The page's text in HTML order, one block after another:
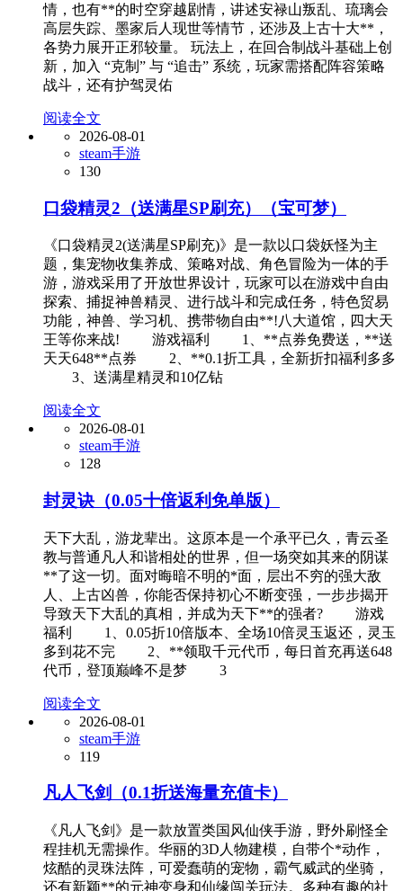
情，也有**的时空穿越剧情，讲述安禄山叛乱、琉璃会
高层失踪、墨家后人现世等情节，还涉及上古十大**，
各势力展开正邪较量。 玩法上，在回合制战斗基础上创
新，加入 “克制” 与 “追击” 系统，玩家需搭配阵容策略
战斗，还有护驾灵佑
阅读全文
2026-08-01
steam手游
130
口袋精灵2（送满星SP刷充）（宝可梦）
《口袋精灵2(送满星SP刷充)》是一款以口袋妖怪为主
题，集宠物收集养成、策略对战、角色冒险为一体的手
游，游戏采用了开放世界设计，玩家可以在游戏中自由
探索、捕捉神兽精灵、进行战斗和完成任务，特色贸易
功能，神兽、学习机、携带物自由**!八大道馆，四大天
王等你来战! 游戏福利 1、**点券免费送，**送
天天648**点券 2、**0.1折工具，全新折扣福利多多
3、送满星精灵和10亿钻
阅读全文
2026-08-01
steam手游
128
封灵诀（0.05十倍返利免单版）
天下大乱，游龙辈出。这原本是一个承平已久，青云圣
教与普通凡人和谐相处的世界，但一场突如其来的阴谋
**了这一切。面对晦暗不明的*面，层出不穷的强大敌
人、上古凶兽，你能否保持初心不断变强，一步步揭开
导致天下大乱的真相，并成为天下**的强者? 游戏
福利 1、0.05折10倍版本、全场10倍灵玉返还，灵玉
多到花不完 2、**领取千元代币，每日首充再送648
代币，登顶巅峰不是梦 3
阅读全文
2026-08-01
steam手游
119
凡人飞剑（0.1折送海量充值卡）
《凡人飞剑》是一款放置类国风仙侠手游，野外刷怪全
程挂机无需操作。华丽的3D人物建模，自带个*动作，
炫酷的灵珠法阵，可爱蠢萌的宠物，霸气威武的坐骑，
还有新颖**的元神变身和仙缘闯关玩法。多种有趣的社